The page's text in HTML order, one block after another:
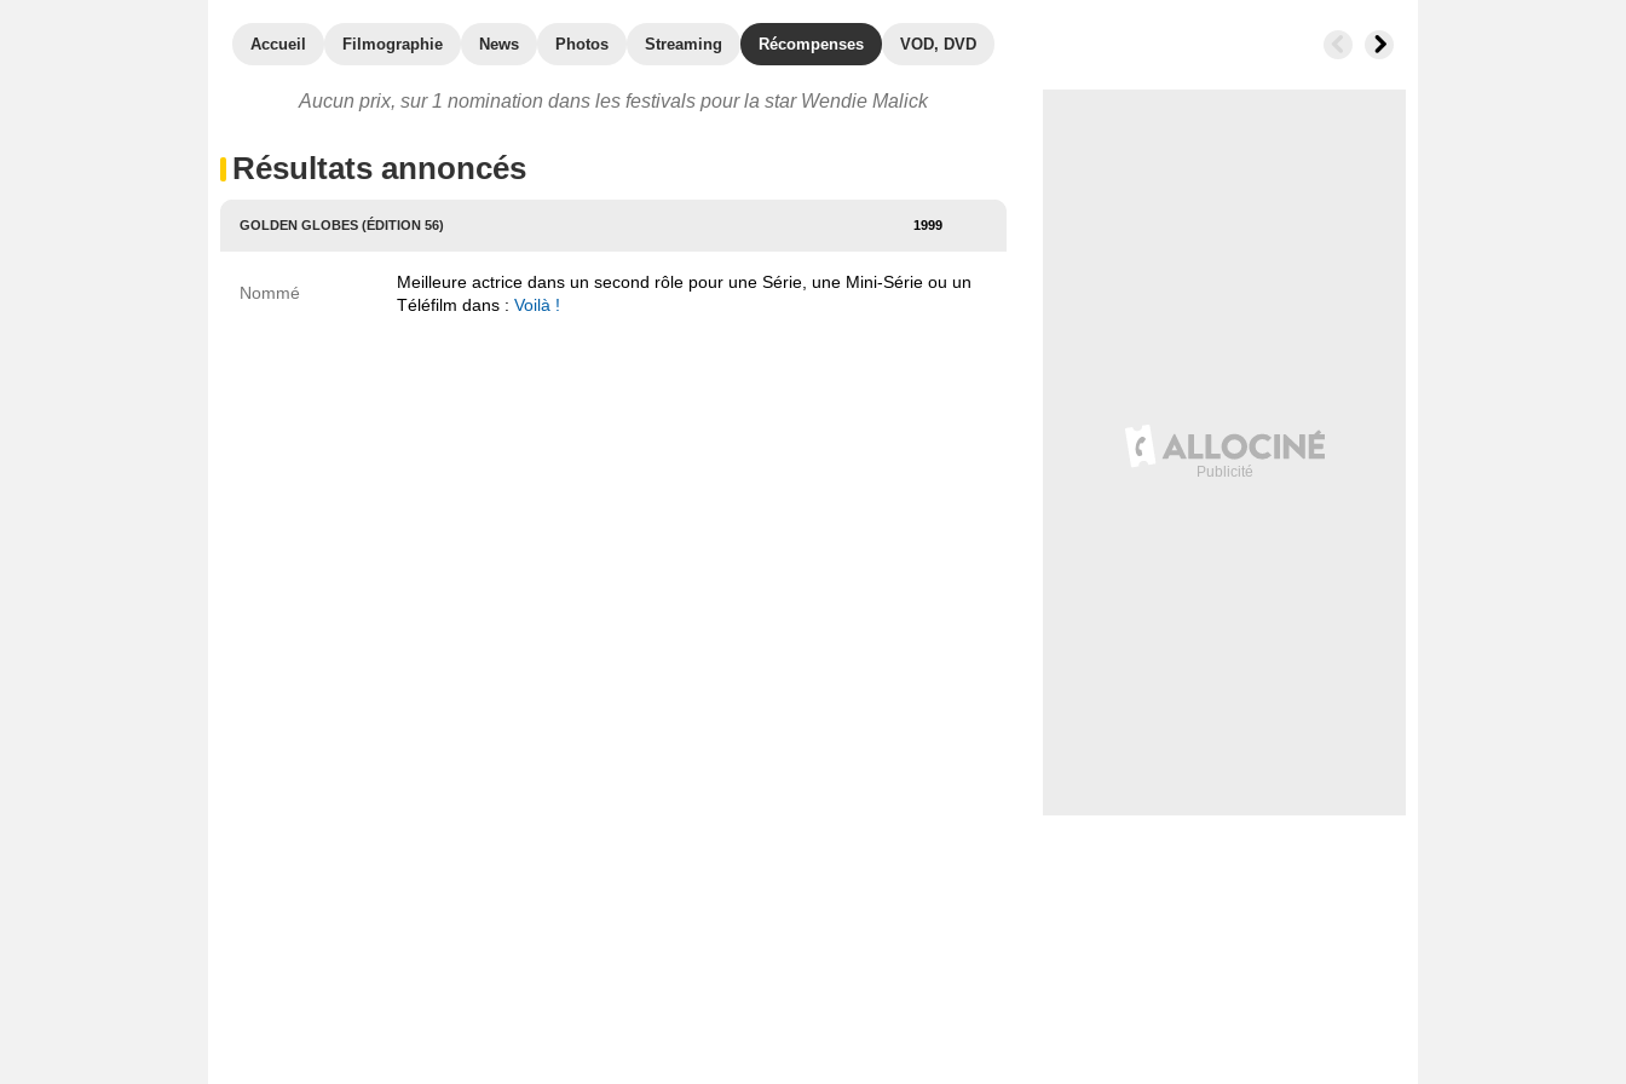
Accueil Filmographie News Photos Streaming Récompenses VOD, DVD
Aucun prix, sur 1 nomination dans les festivals pour la star Wendie Malick
Résultats annoncés
GOLDEN GLOBES (ÉDITION 56) 1999
Nommé
Meilleure actrice dans un second rôle pour une Série, une Mini-Série ou un
Téléfilm dans : Voilà !